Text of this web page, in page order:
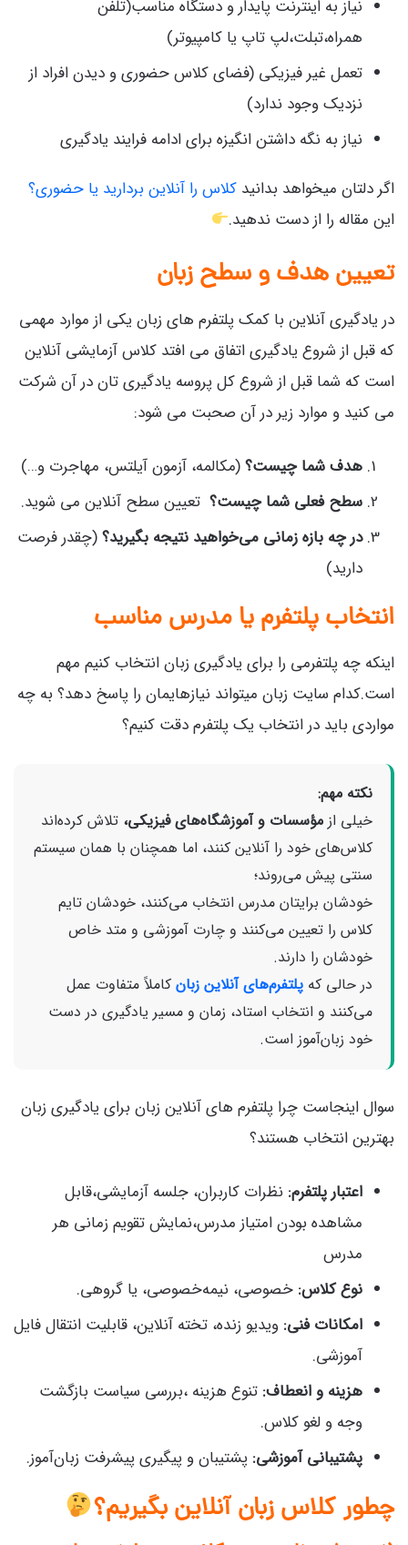
نیاز به اینترنت پایدار و دستگاه مناسب(تلفن
همراه،تبلت،لپ تاپ یا کامپیوتر)
تعمل غیر فیزیکی (فضای کلاس حضوری و دیدن افراد از
نزدیک وجود ندارد)
نیاز به نگه داشتن انگیزه برای ادامه فرایند یادگیری
اگر دلتان میخواهد بدانید کلاس را آنلاین بردارید یا حضوری؟
این مقاله را از دست ندهید.
تعیین هدف و سطح زبان
در یادگیری آنلاین با کمک پلتفرم های زبان یکی از موارد مهمی
که قبل از شروع یادگیری اتفاق می افتد کلاس آزمایشی آنلاین
است که شما قبل از شروع کل پروسه یادگیری تان در آن شرکت
می کنید و موارد زیر در آن صحبت می شود:
هدف شما چیست؟(مکالمه، آزمون آیلتس، مهاجرت و…)
سطح فعلی شما چیست؟ تعیین سطح آنلاین می شوید.
در چه بازه زمانی می‌خواهید نتیجه بگیرید؟(چقدر فرصت
دارید)
انتخاب پلتفرم یا مدرس مناسب
اینکه چه پلتفرمی را برای یادگیری زبان انتخاب کنیم مهم
است.کدام سایت زبان میتواند نیازهایمان را پاسخ دهد؟ به چه
مواردی باید در انتخاب یک پلتفرم دقت کنیم؟
نکته مهم:
خیلی از مؤسسات و آموزشگاه‌های فیزیکی، تلاش کرده‌اند
کلاس‌های خود را آنلاین کنند، اما همچنان با همان سیستم
سنتی پیش می‌روند؛
خودشان برایتان مدرس انتخاب می‌کنند، خودشان تایم
کلاس را تعیین می‌کنند و چارت آموزشی و متد خاص
خودشان را دارند.
در حالی که پلتفرم‌های آنلاین زبان کاملاً متفاوت عمل
می‌کنند و انتخاب استاد، زمان و مسیر یادگیری در دست
خود زبان‌آموز است.
سوال اینجاست چرا پلتفرم های آنلاین زبان برای یادگیری زبان
بهترین انتخاب هستند؟
اعتبار پلتفرم: نظرات کاربران، جلسه آزمایشی،قابل
مشاهده بودن امتیاز مدرس،نمایش تقویم زمانی هر
مدرس
نوع کلاس: خصوصی، نیمه‌خصوصی، یا گروهی.
امکانات فنی: ویدیو زنده، تخته آنلاین، قابلیت انتقال فایل
آموزشی.
هزینه و انعطاف: تنوع هزینه ،بررسی سیاست بازگشت
وجه و لغو کلاس.
پشتیبانی آموزشی: پشتیبان و پیگیری پیشرفت زبان‌آموز.
چطور کلاس زبان آنلاین بگیریم؟